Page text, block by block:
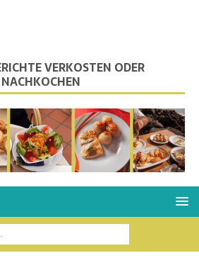
VERKOSTEN ODER
NACHKOCHEN